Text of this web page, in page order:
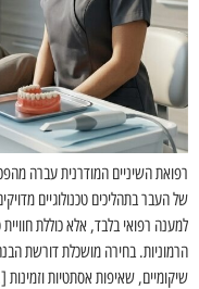
רפואת השיניים המודרנית עברה
של העבר בתהליכים טכנולוגיים
למענה רפואי בלבד, אלא כוללת
הרמוניות. בחירה מושכלת דורשת
שיקומיים, שאיפות אסתטיות